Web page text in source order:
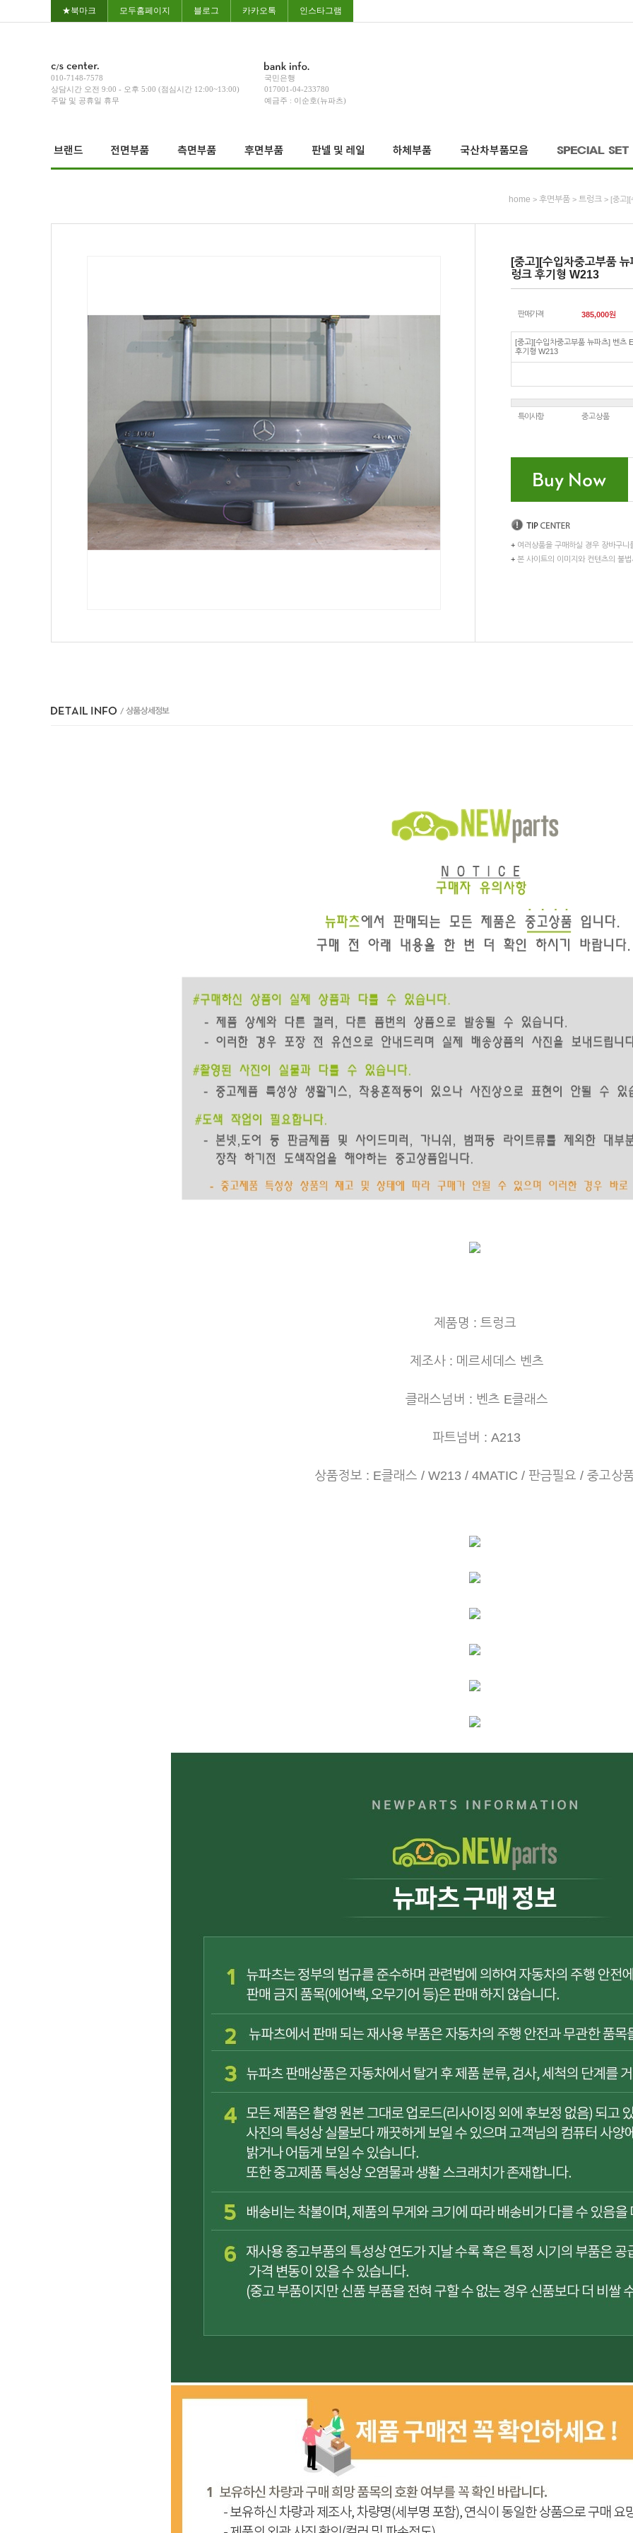
★북마크 모두홈페이지 블로그 카카오톡 인스타그램
010-7148-7578
상담시간 오전 9:00 - 오후 5:00 (점심시간 12:00~13:00)
주말 및 공휴일 휴무
국민은행
017001-04-233780
예금주 : 이순호(뉴파츠)
home > 후면부품 > 트렁크 > [중고][
[중고][수입차중고부품
렁크 후기형 W213
판매가격 385,000원
[중고][수입차중고부품 뉴파츠] 벤츠
후기형 W213
특이사항 중고상품
+ 여러상품을 구매하실 경우 장바구니
+ 본 사이트의 이미지와 컨텐츠의 불법
제품명 : 트렁크
제조사 : 메르세데스 벤츠
클래스넘버 : 벤츠 E클래스
파트넘버 : A213
상품정보 : E클래스 / W213 / 4MATIC / 판금필요 / 중고상